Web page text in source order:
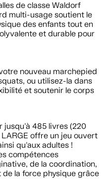
de classe Waldorf
multi-usage soutient le
des enfants tout en
et durable pour
nouveau marchepied
ou utilisez-la dans
et soutenir le corps
jusqu'à 485 livres (220
offre un jeu ouvert
qu'aux adultes !
compétences
de la coordination,
la force physique grâce